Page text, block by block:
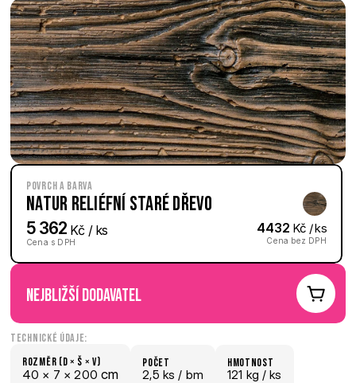
Povrch a barva
Natur reliéfní Staré dřevo
5 362 Kč / ks
Cena s DPH
4432 Kč / ks
Cena bez DPH
nejbližší dodavatel
Technické údaje:
Rozměr (D × š × V)
40 × 7 × 200 cm
počet
2,5 ks / bm
hmotnost
121 kg / ks